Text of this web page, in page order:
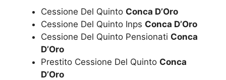
Cessione Del Quinto Conca D’Oro
Cessione Del Quinto Inps Conca D’Oro
Cessione Del Quinto Pensionati Conca
D’Oro
Prestito Cessione Del Quinto Conca
D’Oro